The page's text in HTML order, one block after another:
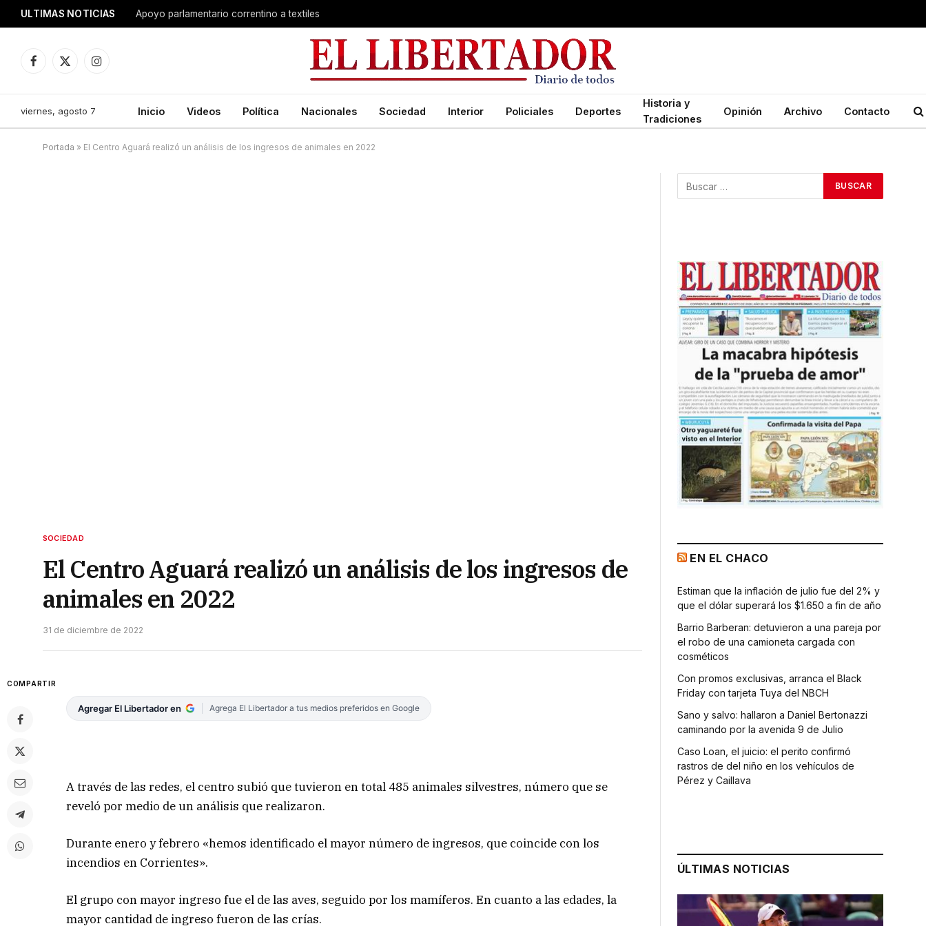
ULTIMAS NOTICIAS Apoyo parlamentario correntino a textiles
Facebook
X
Instagram
viernes, agosto 7 Inicio Videos Política Nacionales Sociedad Interior Policiales Deportes
Historia y
Tradiciones
Opinión Archivo Contacto
Portada » El Centro Aguará realizó un análisis de los ingresos de animales en 2022
SOCIEDAD
El Centro Aguará realizó un análisis de los ingresos de
animales en 2022
31 de diciembre de 2022
COMPARTIR
Agregar El Libertador en Agrega El Libertador a tus medios preferidos en Google
A través de las redes, el centro subió que tuvieron en total 485 animales silvestres, número que se
reveló por medio de un análisis que realizaron.
Durante enero y febrero «hemos identificado el mayor número de ingresos, que coincide con los
incendios en Corrientes».
El grupo con mayor ingreso fue el de las aves, seguido por los mamíferos. En cuanto a las edades, la
mayor cantidad de ingreso fueron de las crías.
EN EL CHACO
Estiman que la inflación de julio fue del 2% y
que el dólar superará los $1.650 a fin de año
Barrio Barberan: detuvieron a una pareja por
el robo de una camioneta cargada con
cosméticos
Con promos exclusivas, arranca el Black
Friday con tarjeta Tuya del NBCH
Sano y salvo: hallaron a Daniel Bertonazzi
caminando por la avenida 9 de Julio
Caso Loan, el juicio: el perito confirmó
rastros de del niño en los vehículos de
Pérez y Caillava
ÚLTIMAS NOTICIAS